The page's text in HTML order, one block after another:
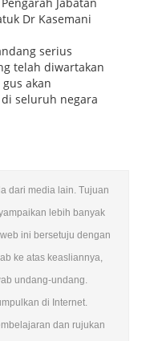
Jabatan
Dr Kasemani
serius
telah diwartakan
akan
seluruh negara
dari media lain. Tujuan
lebih banyak
ini bersetuju dengan
ke atas keasliannya,
undang-undang.
di Internet.
dan rujukan